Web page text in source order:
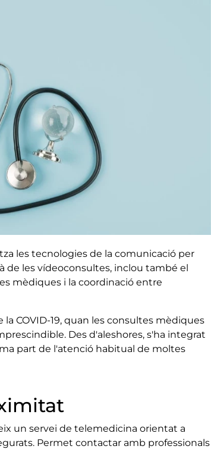
les tecnologies de la comunicació per
de les vídeoconsultes, inclou també el
mèdiques i la coordinació entre
COVID-19, quan les consultes mèdiques
Des d'aleshores, s'ha integrat
part de l'atenció habitual de moltes
un servei de telemedicina orientat a
Permet contactar amb professionals